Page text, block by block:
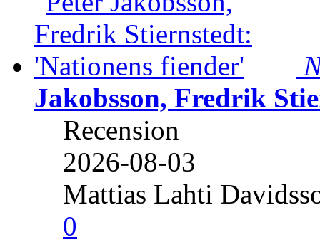
Jakobsson, Fredrik
Recension
2026-08-03
Mattias Lahti
0